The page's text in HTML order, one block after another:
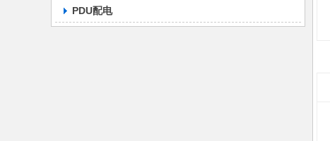
PDU配电